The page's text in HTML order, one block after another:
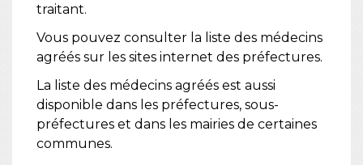
traitant.
Vous pouvez consulter la liste des médecins
agréés sur les sites internet des préfectures.
La liste des médecins agréés est aussi
disponible dans les préfectures, sous-
préfectures et dans les mairies de certaines
communes.